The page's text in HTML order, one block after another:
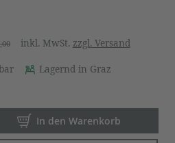
inkl. MwSt. zzgl. Versand
Lagernd in Graz
Anzahl: Gib den
In den Warenkorb